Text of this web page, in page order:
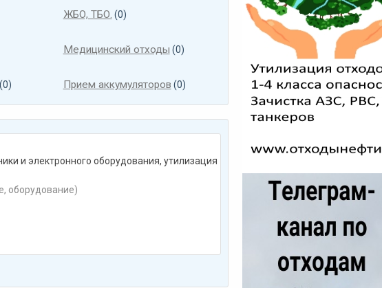
ЖБО, ТБО. (0)
Медицинский отходы (0)
(0) Прием аккумуляторов (0)
и электронного оборудования, утилизация
оборудование)